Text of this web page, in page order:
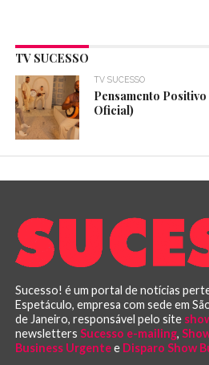
TV SUCESSO
TV SUCESSO
Pensamento
Oficial)
Sucesso! é um portal de notícias
Espetáculo, empresa com sede em
de Janeiro, responsável pelo site
newsletters Sucesso e-mailing,
Business Urgentee Disparo Show